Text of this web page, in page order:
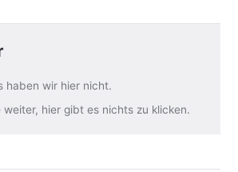
haben wir hier nicht.
weiter, hier gibt es nichts zu klicken.